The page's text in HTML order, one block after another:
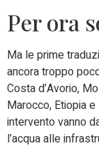
Per ora
Ma le prime
ancora troppo
Costa d’Avorio,
Marocco, Etiopia
intervento vanno
l’acqua alle